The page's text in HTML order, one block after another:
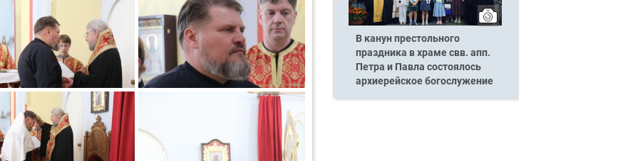
В канун престольного
праздника в храме свв. апп.
Петра и Павла состоялось
архиерейское богослужение